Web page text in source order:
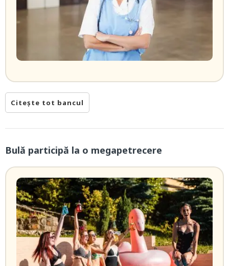
Citește tot bancul
Bulă participă la o megapetrecere